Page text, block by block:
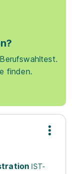
finden.
IST-